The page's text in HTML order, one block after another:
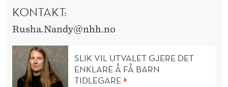
KONTAKT:
Rusha.Nandy@nhh.no
SLIK VIL UTVALET GJERE DET
ENKLARE Å FÅ BARN
TIDLEGARE